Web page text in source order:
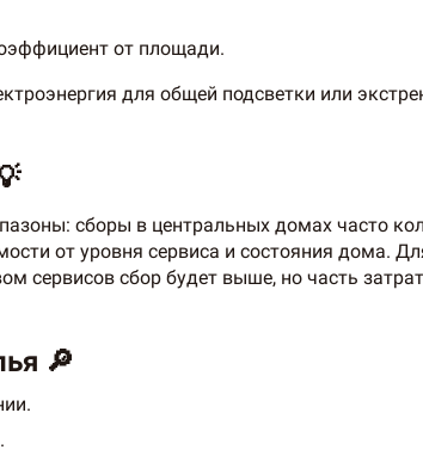
от площади.
для общей подсветки или
сборы в центральных домах часто
от уровня сервиса и состояния дома.
сервисов сбор будет выше, но часть
🔎